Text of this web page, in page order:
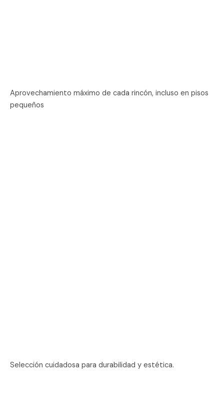
Aprovechamiento máximo de cada rincón, incluso en pisos
pequeños
Selección cuidadosa para durabilidad y estética.